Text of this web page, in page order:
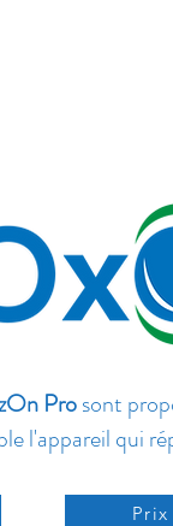
Prosont
l'appareil qui
Prix